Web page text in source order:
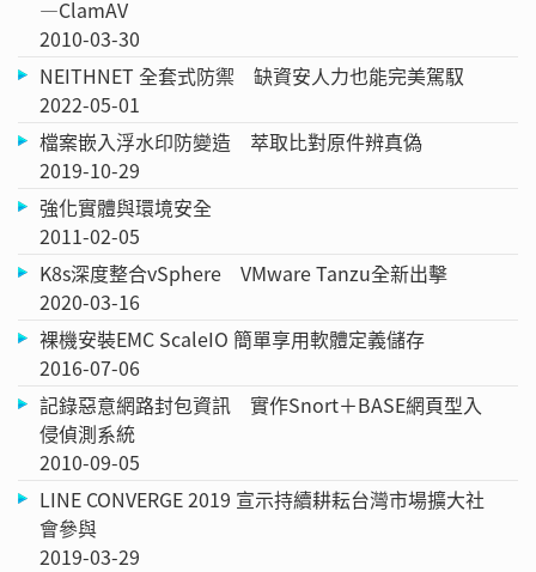
—ClamAV
2010-03-30
NEITHNET 全套式防禦 缺資安人力也能完美駕馭
2022-05-01
檔案嵌入浮水印防變造 萃取比對原件辨真偽
2019-10-29
強化實體與環境安全
2011-02-05
K8s深度整合vSphere VMware Tanzu全新出擊
2020-03-16
裸機安裝EMC ScaleIO 簡單享用軟體定義儲存
2016-07-06
記錄惡意網路封包資訊 實作Snort＋BASE網頁型入
侵偵測系統
2010-09-05
LINE CONVERGE 2019 宣示持續耕耘台灣市場擴大社
會參與
2019-03-29